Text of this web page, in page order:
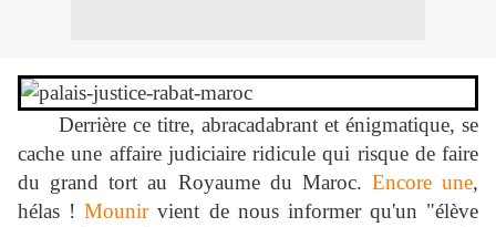
Derrière ce titre, abracadabrant et énigmatique, se
cache une affaire judiciaire ridicule qui risque de faire
du grand tort au Royaume du Maroc. Encore une,
hélas !Mounirvient de nous informer qu'un "élève